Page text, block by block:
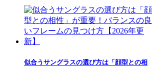
似合うサングラスの選び方は「顔型との相